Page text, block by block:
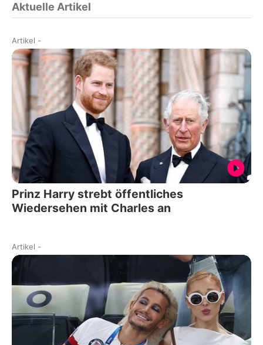
Aktuelle Artikel
Artikel -
Prinz Harry strebt öffentliches
Wiedersehen mit Charles an
Artikel -